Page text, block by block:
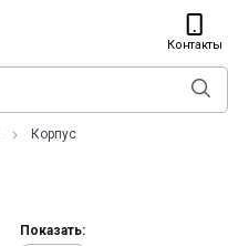
Контакты
Корпус
Показать: